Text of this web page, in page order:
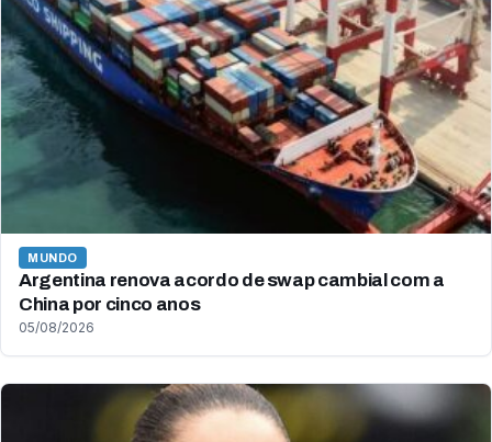
MUNDO
Argentina renova acordo de swap cambial com a
China por cinco anos
05/08/2026